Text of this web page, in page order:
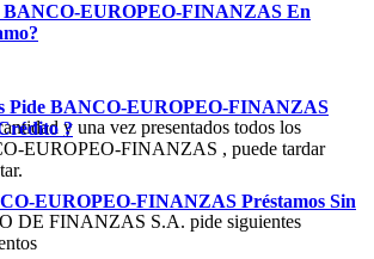
BANCO-EUROPEO-FINANZAS En
y una vez presentados todos los
EUROPEO-FINANZAS , puede tardar
Pide BANCO-EUROPEO-FINANZAS
?
DE FINANZAS S.A. pide siguientes
EUROPEO-FINANZAS Préstamos Sin